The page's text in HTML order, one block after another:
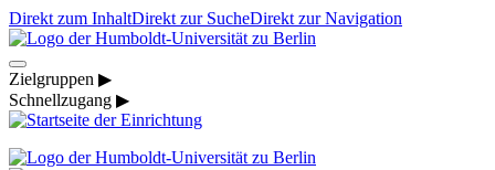
Direkt zum InhaltDirekt zur SucheDirekt zur Navigation
Zielgruppen ▶
Schnellzugang ▶